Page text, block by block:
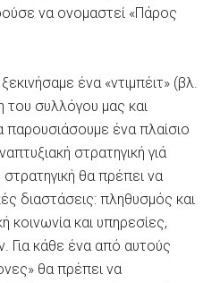
να ονομαστεί «Πάρος
ένα «ντιμπέιτ» (βλ.
συλλόγου μας και
ένα πλαίσιο
στρατηγική γιά
θα πρέπει να
διαστάσεις: πληθυσμός και
κοινωνία και υπηρεσίες,
Για κάθε ένα από αυτούς
θα πρέπει να